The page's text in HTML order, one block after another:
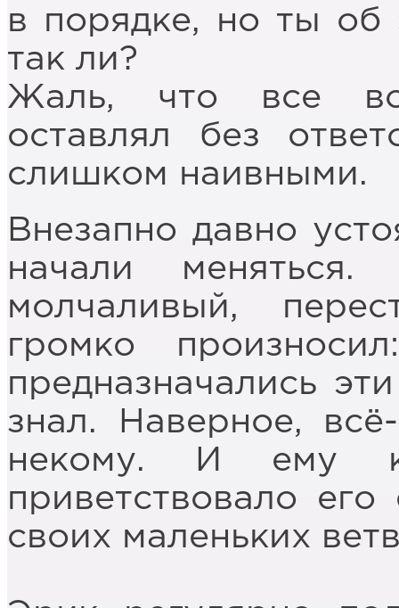
в порядке, но ты об
так ли?
Жаль, что все
оставлял без
слишком наивными.
Внезапно давно
начали
молчаливый,
громко
предназначались
знал. Наверное,
некому. И ему
приветствовало
своих маленьких